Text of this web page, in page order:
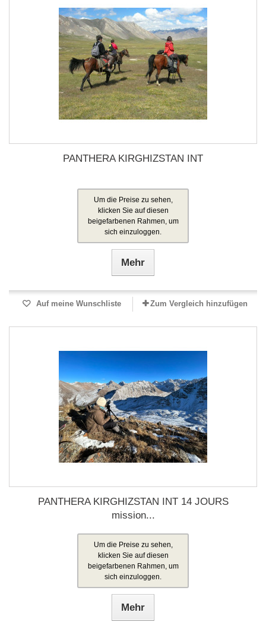
PANTHERA KIRGHIZSTAN INT
Um die Preise zu sehen,
klicken Sie auf diesen
beigefarbenen Rahmen, um
sich einzuloggen.
Mehr
Auf meine Wunschliste Zum Vergleich hinzufügen
PANTHERA KIRGHIZSTAN INT 14 JOURS
mission...
Um die Preise zu sehen,
klicken Sie auf diesen
beigefarbenen Rahmen, um
sich einzuloggen.
Mehr